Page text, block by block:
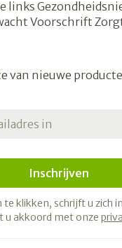
links
Voorschrift
van nieuwe
Inschrijven
te klikken, schrijft u zich
u akkoord met onze